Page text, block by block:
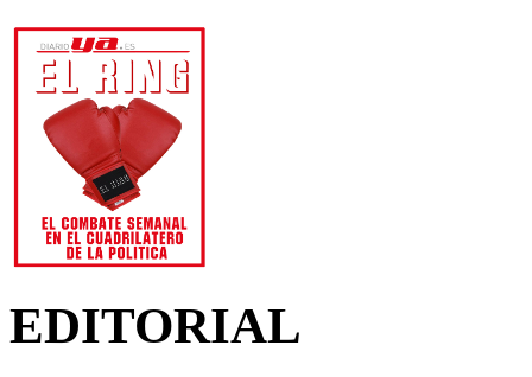
EDITORIAL